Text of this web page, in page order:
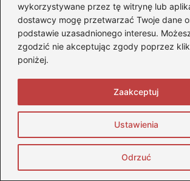
wykorzystywane przez tę witrynę lub
dostawcy mogę przetwarzać Twoje dane
podstawie uzasadnionego interesu.
zgodzić nie akceptując zgody poprzez
poniżej.
Ustawienia
Odrzuć
Zaakceptuj
Twój adres email nie zostanie
Wymagane pola są oznaczone*
Komentarz*
Nazwa*